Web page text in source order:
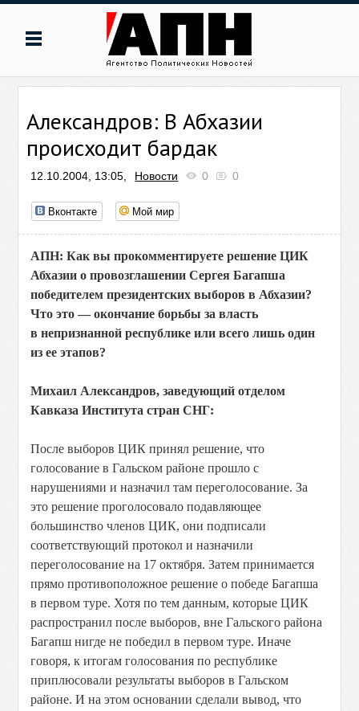
Александров: В Абхазии
происходит бардак
12.10.2004, 13:05, Новости 0 0
Вконтакте Мой мир
АПН: Как вы прокомментируете решение ЦИК
Абхазии о провозглашении Сергея Багапша
победителем президентских выборов в Абхазии?
Что это — окончание борьбы за власть
в непризнанной республике или всего лишь один
из ее этапов?
Михаил Александров, заведующий отделом
Кавказа Института стран СНГ:
После выборов ЦИК принял решение, что
голосование в Гальском районе прошло с
нарушениями и назначил там переголосование. За
это решение проголосовало подавляющее
большинство членов ЦИК, они подписали
соответствующий протокол и назначили
переголосование на 17 октября. Затем принимается
прямо противоположное решение о победе Багапша
в первом туре. Хотя по тем данным, которые ЦИК
распространил после выборов, вне Гальского района
Багапш нигде не победил в первом туре. Иначе
говоря, к итогам голосования по республике
приплюсовали результаты выборов в Гальском
районе. И на этом основании сделали вывод, что